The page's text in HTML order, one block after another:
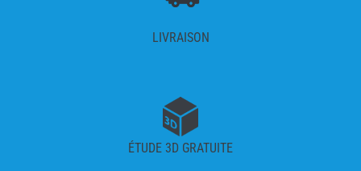
LIVRAISON
ÉTUDE 3D GRATUITE